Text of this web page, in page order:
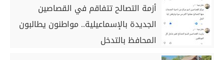
أزمة التصالح تتفاقم في القصاصين
الجديدة بالإسماعيلية.. مواطنون يطالبون
المحافظ بالتدخل